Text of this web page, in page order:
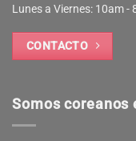
Lunes a Viernes: 10am -
CONTACTO
Somos coreanos